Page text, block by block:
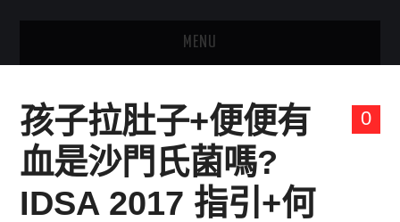
MENU
關於我：楊為傑醫師
兒童青少年成長專區
0
孩子拉肚子+便便有
血是沙門氏菌嗎?
IDSA 2017 指引+何